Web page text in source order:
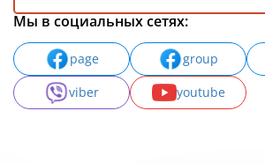
Мы в социальных сетях:
page group
viber
youtube